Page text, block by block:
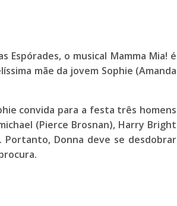
Espórades, o musical Mamma Mia! é
mãe da jovem Sophie (Amanda
convida para a festa três homens
(Pierce Brosnan), Harry Bright
Portanto, Donna deve se desdobrar